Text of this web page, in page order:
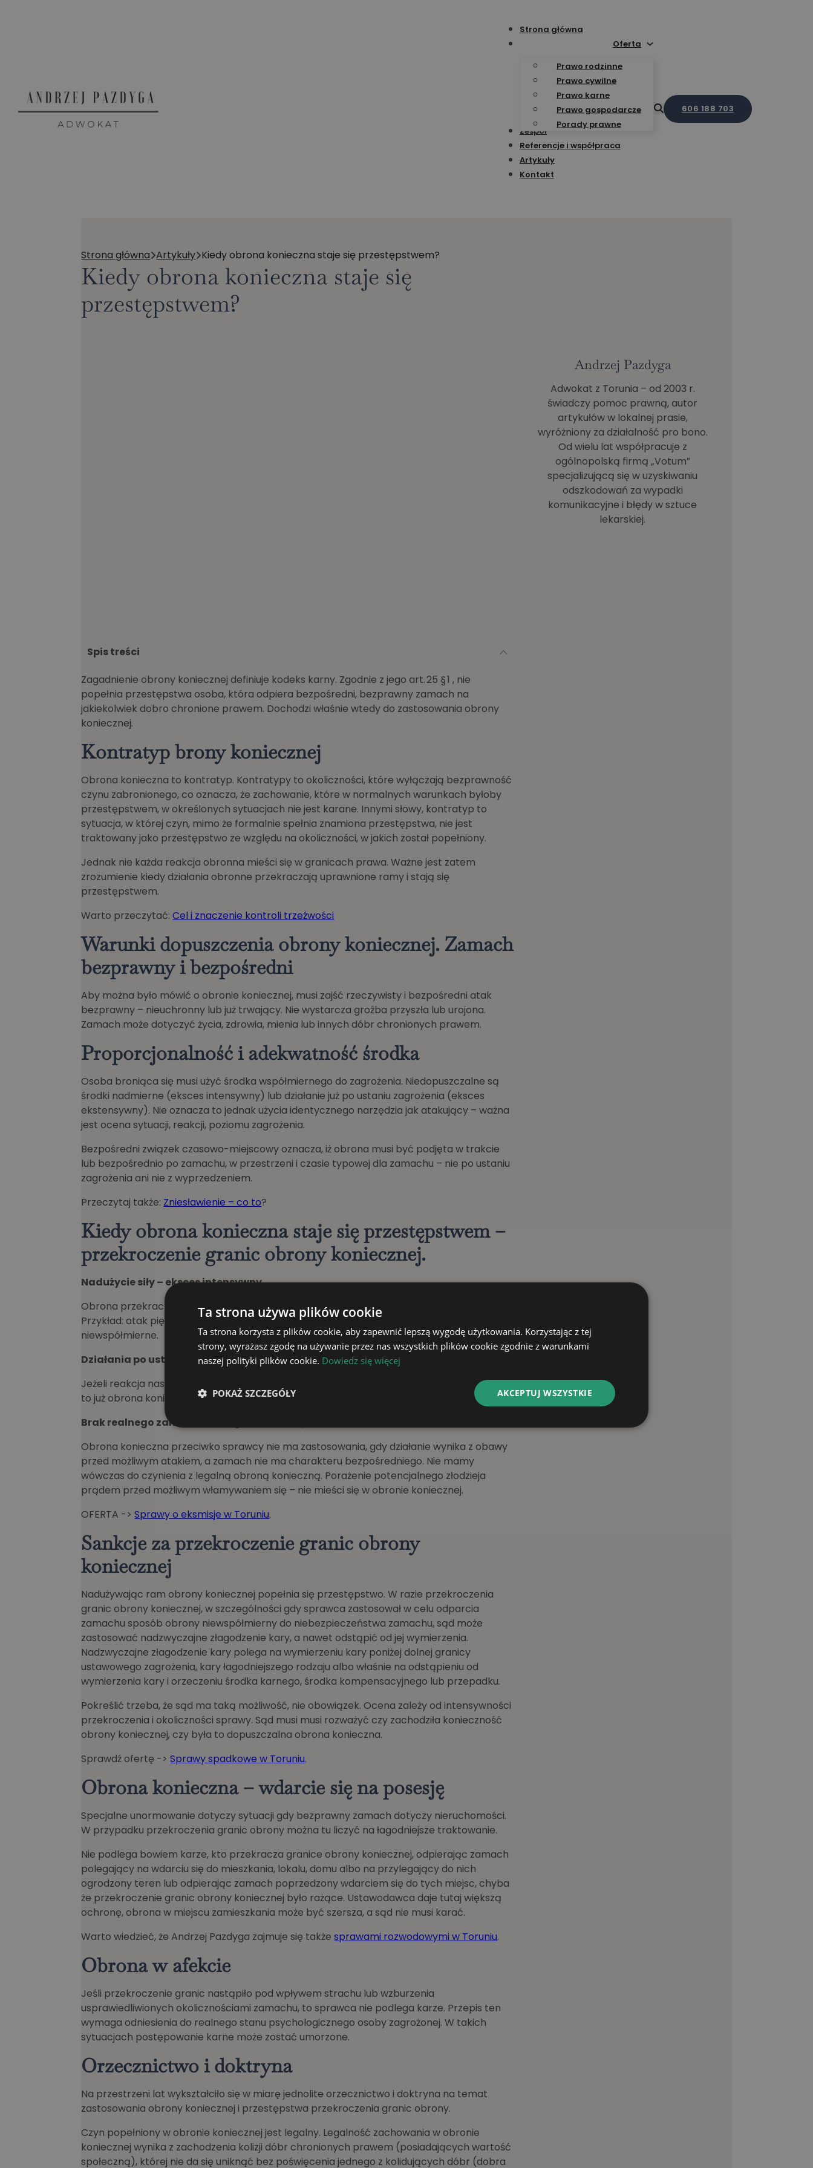
Strona główna
Oferta
Prawo rodzinne
Prawo cywilne
Prawo karne
Prawo gospodarcze
Porady prawne
Zespół
Referencje i współpraca
Artykuły
Kontakt
606 188 703
Strona główna Artykuły Kiedy obrona konieczna staje się przestępstwem?
Kiedy obrona konieczna staje się
przestępstwem?
Spis treści
Zagadnienie obrony koniecznej definiuje kodeks karny. Zgodnie z jego art. 25 § 1 , nie
popełnia przestępstwa osoba, która odpiera bezpośredni, bezprawny zamach na
jakiekolwiek dobro chronione prawem. Dochodzi właśnie wtedy do zastosowania obrony
koniecznej.
Kontratyp brony koniecznej
Obrona konieczna to kontratyp. Kontratypy to okoliczności, które wyłączają bezprawność
czynu zabronionego, co oznacza, że zachowanie, które w normalnych warunkach byłoby
przestępstwem, w określonych sytuacjach nie jest karane. Innymi słowy, kontratyp to
sytuacja, w której czyn, mimo że formalnie spełnia znamiona przestępstwa, nie jest
traktowany jako przestępstwo ze względu na okoliczności, w jakich został popełniony.
Jednak nie każda reakcja obronna mieści się w granicach prawa. Ważne jest zatem
zrozumienie kiedy działania obronne przekraczają uprawnione ramy i stają się
przestępstwem.
Warto przeczytać:Cel i znaczenie kontroli trzeźwości
Warunki dopuszczenia obrony koniecznej. Zamach
bezprawny i bezpośredni
Aby można było mówić o obronie koniecznej, musi zajść rzeczywisty i bezpośredni atak
bezprawny – nieuchronny lub już trwający. Nie wystarcza groźba przyszła lub urojona.
Zamach może dotyczyć życia, zdrowia, mienia lub innych dóbr chronionych prawem.
Proporcjonalność i adekwatność środka
Osoba broniąca się musi użyć środka współmiernego do zagrożenia. Niedopuszczalne są
środki nadmierne (eksces intensywny) lub działanie już po ustaniu zagrożenia (eksces
ekstensywny). Nie oznacza to jednak użycia identycznego narzędzia jak atakujący – ważna
jest ocena sytuacji, reakcji, poziomu zagrożenia.
Bezpośredni związek czasowo-miejscowy oznacza, iż obrona musi być podjęta w trakcie
lub bezpośrednio po zamachu, w przestrzeni i czasie typowej dla zamachu – nie po ustaniu
zagrożenia ani nie z wyprzedzeniem.
Przeczytaj także: Zniesławienie – co to?
Kiedy obrona konieczna staje się przestępstwem –
przekroczenie granic obrony koniecznej.
Nadużycie siły – eksces intensywny
Obrona przekracza granice, gdy użyta siła jest rażąco niewspółmierna do zagrożenia.
Przykład: atak pięściami – użycie broni palnej w celu jego odparcia, może być uznane za
niewspółmierne.
Działania po ustaniu niebezpieczeństwa – eksces ekstensywny
Jeżeli reakcja następuje po ustaniu zamachu — np. po oddaleniu się napastnika — nie jest
to już obrona konieczna.
Brak realnego zamachu – reagowanie na lęk
Obrona konieczna przeciwko sprawcy nie ma zastosowania, gdy działanie wynika z obawy
przed możliwym atakiem, a zamach nie ma charakteru bezpośredniego. Nie mamy
wówczas do czynienia z legalną obroną konieczną. Porażenie potencjalnego złodzieja
prądem przed możliwym włamywaniem się – nie mieści się w obronie koniecznej.
OFERTA ->Sprawy o eksmisje w Toruniu.
Sankcje za przekroczenie granic obrony
koniecznej
Nadużywając ram obrony koniecznej popełnia się przestępstwo. W razie przekroczenia
granic obrony koniecznej, w szczególności gdy sprawca zastosował w celu odparcia
zamachu sposób obrony niewspółmierny do niebezpieczeństwa zamachu, sąd może
zastosować nadzwyczajne złagodzenie kary, a nawet odstąpić od jej wymierzenia.
Nadzwyczajne złagodzenie kary polega na wymierzeniu kary poniżej dolnej granicy
ustawowego zagrożenia, kary łagodniejszego rodzaju albo właśnie na odstąpieniu od
wymierzenia kary i orzeczeniu środka karnego, środka kompensacyjnego lub przepadku.
Pokreślić trzeba, że sąd ma taką możliwość, nie obowiązek. Ocena zależy od intensywności
przekroczenia i okoliczności sprawy. Sąd musi musi rozważyć czy zachodziła konieczność
obrony koniecznej, czy była to dopuszczalna obrona konieczna.
Sprawdź ofertę ->Sprawy spadkowe w Toruniu.
Obrona konieczna – wdarcie się na posesję
Specjalne unormowanie dotyczy sytuacji gdy bezprawny zamach dotyczy nieruchomości.
W przypadku przekroczenia granic obrony można tu liczyć na łagodniejsze traktowanie.
Nie podlega bowiem karze, kto przekracza granice obrony koniecznej, odpierając zamach
polegający na wdarciu się do mieszkania, lokalu, domu albo na przylegający do nich
ogrodzony teren lub odpierając zamach poprzedzony wdarciem się do tych miejsc, chyba
że przekroczenie granic obrony koniecznej było rażące. Ustawodawca daje tutaj większą
ochronę, obrona w miejscu zamieszkania może być szersza, a sąd nie musi karać.
Warto wiedzieć, że Andrzej Pazdyga zajmuje się takżesprawami rozwodowymi w Toruniu.
Obrona w afekcie
Jeśli przekroczenie granic nastąpiło pod wpływem strachu lub wzburzenia
usprawiedliwionych okolicznościami zamachu, to sprawca nie podlega karze. Przepis ten
wymaga odniesienia do realnego stanu psychologicznego osoby zagrożonej. W takich
sytuacjach postępowanie karne może zostać umorzone.
Orzecznictwo i doktryna
Na przestrzeni lat wykształciło się w miarę jednolite orzecznictwo i doktryna na temat
zastosowania obrony koniecznej i przestępstwa przekroczenia granic obrony.
Czyn popełniony w obronie koniecznej jest legalny. Legalność zachowania w obronie
koniecznej wynika z zachodzenia kolizji dóbr chronionych prawem (posiadających wartość
społeczną), której nie da się uniknąć bez poświęcenia jednego z kolidujących dóbr (dobra
Andrzej Pazdyga
Adwokat z Torunia – od 2003 r.
świadczy pomoc prawną, autor
artykułów w lokalnej prasie,
wyróżniony za działalność pro bono.
Od wielu lat współpracuje z
ogólnopolską firmą „Votum”
specjalizującą się w uzyskiwaniu
odszkodowań za wypadki
komunikacyjne i błędy w sztuce
lekarskiej.
Ta strona używa plików cookie
Ta strona korzysta z plików cookie, aby zapewnić lepszą wygodę użytkowania. Korzystając z tej
strony, wyrażasz zgodę na używanie przez nas wszystkich plików cookie zgodnie z warunkami
naszej polityki plików cookie. Dowiedz się więcej
AKCEPTUJ WSZYSTKIE
POKAŻ SZCZEGÓŁY